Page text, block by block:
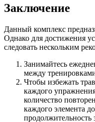
Заключение
Данный комплекс
Однако для достижения
следовать нескольким
Занимайтесь
между
Чтобы избежать
каждого
количество
каждого элемента
продолжительность